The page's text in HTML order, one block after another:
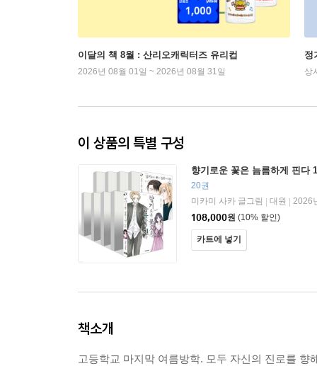
이달의 책 8월 : 산리오캐릭터즈 유리컵
2026년 08월 01일 ~ 2026년 08월 31일
정
상
이 상품의 특별 구성
향기로운 꽃은 늠름하게 핀다
20권
미카미 사카 글그림
대원
2026
108,000원 (10% 할인)
카트에 넣기
책소개
고등학교 마지막 여름방학. 모두 자신의 진로를 향